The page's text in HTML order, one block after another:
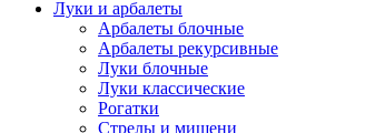
Луки и арбалеты
Арбалеты блочные
Арбалеты рекурсивные
Луки блочные
Луки классические
Рогатки
Стрелы и мишени